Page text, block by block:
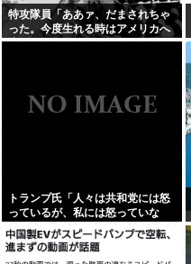
特攻隊員「ああァ、だまされちゃ
った。今度生れる時はアメリカへ
生れるぞ」
トランプ氏「人々は共和党には怒
っているが、私には怒っていな
い」